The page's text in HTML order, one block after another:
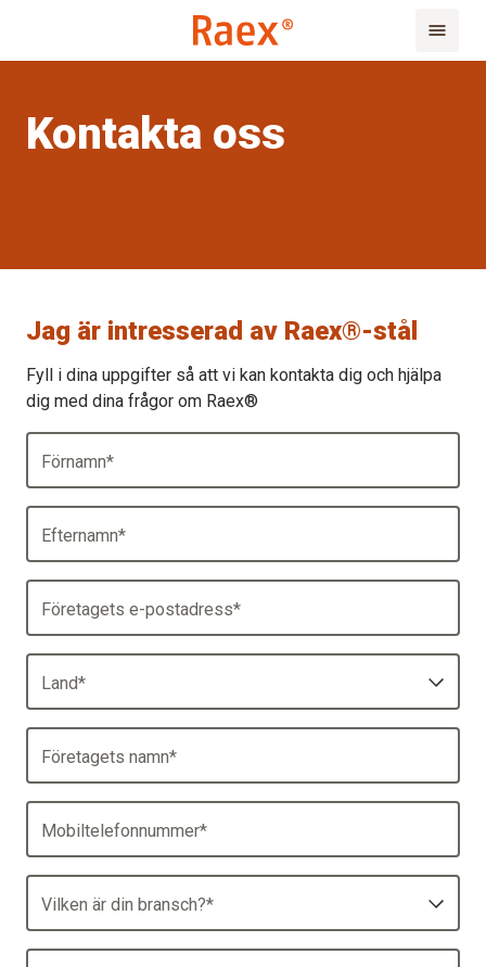
Kontakta oss
Jag är intresserad av Raex®-stål
Fyll i dina uppgifter så att vi kan kontakta dig och hjälpa
dig med dina frågor om Raex®
Förnamn*
Efternamn*
Företagets e-postadress*
Land*
Företagets namn*
Mobiltelefonnummer*
Vilken är din bransch?*